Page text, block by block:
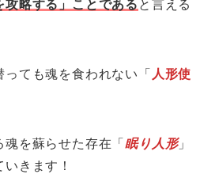
略する」ことである と言える
ても魂を食われない「 人形使
を蘇らせた存在「 眠り人形」
きます！